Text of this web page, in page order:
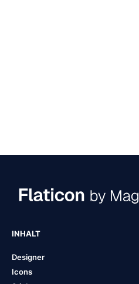
INHALT
Designer
Icons